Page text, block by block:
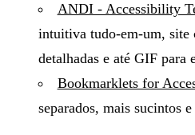
ANDI - Accessibility
intuitiva tudo-em-um, site
detalhadas e até GIF
Bookmarklets for
separados, mais sucintos